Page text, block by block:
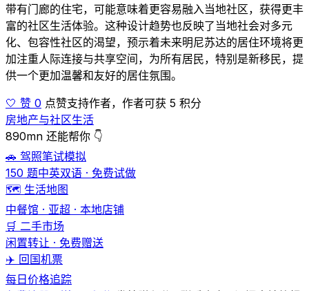
带有门廊的住宅，可能意味着更容易融入当地社区，获得更丰
富的社区生活体验。这种设计趋势也反映了当地社会对多元
化、包容性社区的渴望，预示着未来明尼苏达的居住环境将更
加注重人际连接与共享空间，为所有居民，特别是新移民，提
供一个更加温馨和友好的居住氛围。
🤍 赞 0 点赞支持作者，作者可获 5 积分
房地产与社区生活
890mn 还能帮你 👇
🚗 驾照笔试模拟
150 题中英双语 · 免费试做
🗺️ 生活地图
中餐馆 · 亚超 · 本地店铺
🛒 二手市场
闲置转让 · 免费赠送
✈️ 回国机票
每日价格追踪